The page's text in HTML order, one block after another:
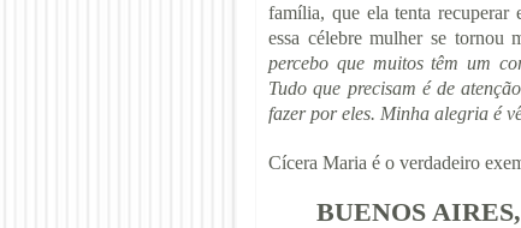
família, que ela tenta recuperar
essa célebre mulher se tornou
percebo que muitostêm um
Tudo que precisam é de
fazer por eles. Minha alegria é
Cícera Maria é o verdadeiro
BUENOS